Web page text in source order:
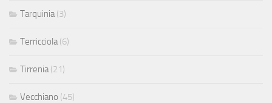
Tarquinia (3)
Terricciola (6)
Tirrenia (21)
Vecchiano (45)